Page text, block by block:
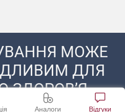
Аналоги Відгуки
МОЖЕ
ДЛЯ
ЗДОРОВ’Я
ПРЕПАРАТУ